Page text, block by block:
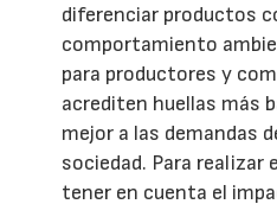
diferenciar productos
comportamiento
para productores y
acrediten huellas más
mejor a las demandas
sociedad. Para realizar
tener en cuenta el